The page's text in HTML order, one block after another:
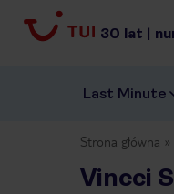
30 lat |
Last Minute
Strona główna
Vincci